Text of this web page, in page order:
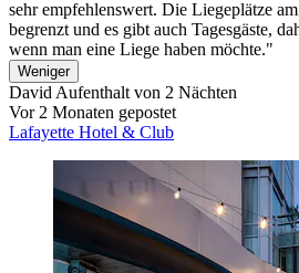
sehr empfehlenswert. Die Liegeplätze
begrenzt und es gibt auch Tagesgäste,
wenn man eine Liege haben möchte."
Weniger
David Aufenthalt von 2 Nächten
Vor 2 Monaten gepostet
Lafayette Hotel & Club